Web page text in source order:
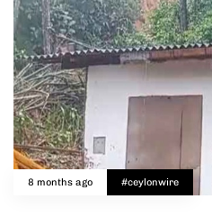
8 months ago #ceylonwire